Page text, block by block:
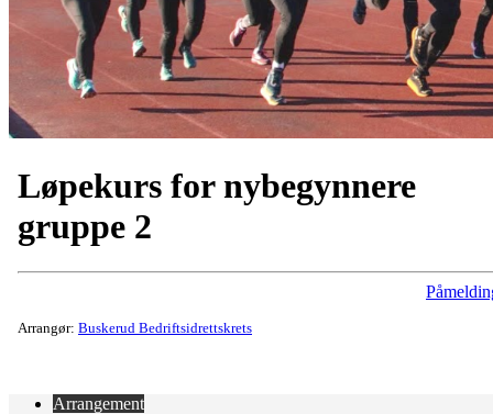
Løpekurs for nybegynnere
gruppe 2
Arrangør: Buskerud Bedriftsidrettskrets
Arrangement